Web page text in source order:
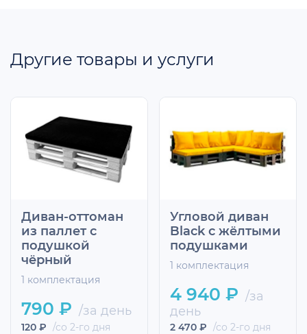
Другие товары и услуги
Диван-оттоман
из паллет с
подушкой
чёрный
1 комплектация
790 ₽ /за день
120 ₽ /со 2-го дня
Угловой диван
Black с жёлтыми
подушками
1 комплектация
4 940 ₽ /за
день
2 470 ₽ /со 2-го дня